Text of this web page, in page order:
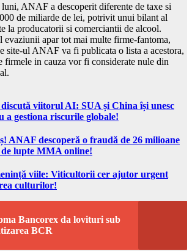
ANAF a descoperit diferente de taxe si
de miliarde de lei, potrivit unui bilant al
la producatorii si comerciantii de alcool.
evaziunii apar tot mai multe firme-fantoma,
site-ul ANAF va fi publicata o lista a acestora,
firmele in cauza vor fi considerate nule din
viitorul AI: SUA și China își unesc
a gestiona riscurile globale!
ANAF descoperă o fraudă de 26 milioane
lupte MMA online!
viile: Viticultorii cer ajutor urgent
culturilor!
Bancorex da lovituri sub
BCR